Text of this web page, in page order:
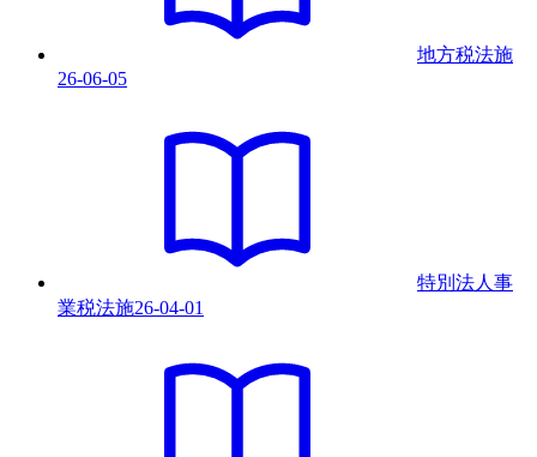
地方税法施
26-06-05
特別法人事
業税法施26-04-01